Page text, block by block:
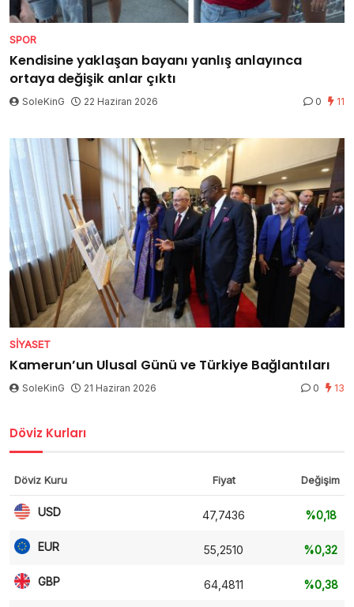
SPOR
Kendisine yaklaşan bayanı yanlış anlayınca
ortaya değişik anlar çıktı
SoleKinG 22 Haziran 2026 0 11
SIYASET
Kamerun’un Ulusal Günü ve Türkiye Bağlantıları
SoleKinG 21 Haziran 2026 0 13
Döviz Kurları
Döviz Kuru Fiyat Değişim
USD 47,7436 %0,18
EUR 55,2510 %0,32
GBP 64,4811 %0,38